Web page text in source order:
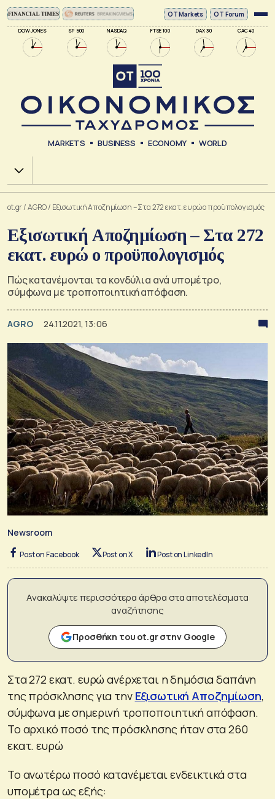
DOW JONES SP 500 NASDAQ FTSE 100 DAX 30 CAC 40
ΟΤ Markets OT Forum
MARKETS BUSINESS ECONOMY WORLD
Χ.Α.
ot.gr/AGRO/ Εξισωτική Αποζημίωση – Στα 272 εκατ. ευρώ ο προϋπολογισμός
Εξισωτική Αποζημίωση – Στα 272
εκατ. ευρώ ο προϋπολογισμός
Πώς κατανέμονται τα κονδύλια ανά υπομέτρο,
σύμφωνα με τροποποιητική απόφαση.
AGRO 24.11.2021, 13:06
Newsroom
Post on Facebook Post on X Post on LinkedIn
Ανακαλύψτε περισσότερα άρθρα στα αποτελέσματα
αναζήτησης
Προσθήκη του ot.gr στην Google
Στα 272 εκατ. ευρώ ανέρχεται η δημόσια δαπάνη
της πρόσκλησης για την Εξισωτική Αποζημίωση,
σύμφωνα με σημερινή τροποποιητική απόφαση.
Το αρχικό ποσό της πρόσκλησης ήταν στα 260
εκατ. ευρώ
Το ανωτέρω ποσό κατανέμεται ενδεικτικά στα
υπομέτρα ως εξής: